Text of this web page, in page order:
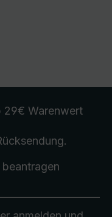
29€ Warenwert
.